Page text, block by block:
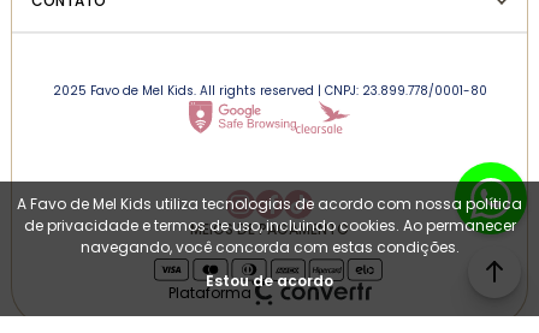
2025 Favo de Mel Kids. All rights reserved | CNPJ: 23.899.778/0001-80
MEIOS DE PAGAMENTO
Plataforma
A Favo de Mel Kids utiliza tecnologias de acordo com nossa política
de privacidade e termos de uso, incluindo cookies. Ao permanecer
navegando, você concorda com estas condições.
Estou de acordo